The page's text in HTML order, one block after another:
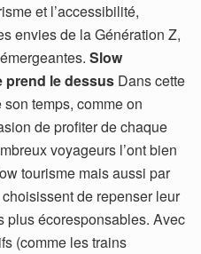
et l’accessibilité,
envies de la Génération Z,
Slow
prend le dessus Dans cette
temps, comme on
de profiter de chaque
voyageurs l’ont bien
tourisme mais aussi par
de repenser leur
plus écoresponsables. Avec
(comme les trains